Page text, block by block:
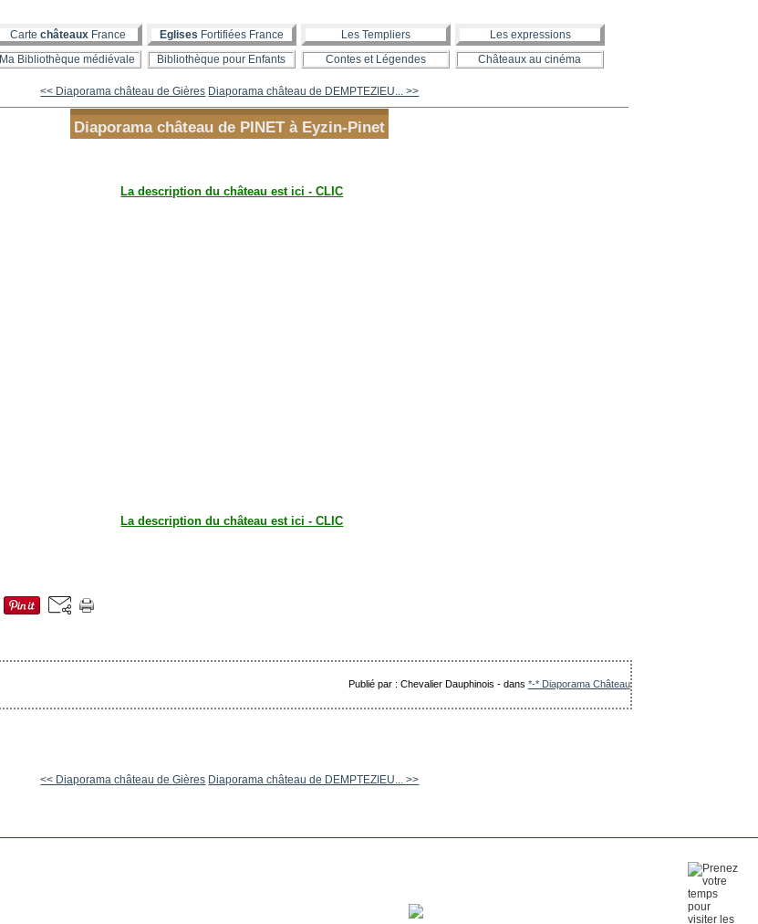
Carte châteauxFrance Eglises Fortifiées France Les Templiers
Les expressions
Ma Bibliothèque médiévale Bibliothèque pour Enfants Contes et Légendes Châteaux au cinéma
<< Diaporama château de Gières Diaporama château de DEMPTEZIEU... >>
Diaporama château de PINET à Eyzin-Pinet
La description du château est ici - CLIC
La description du château est ici - CLIC
Publié par : Chevalier Dauphinois -dans *-* Diaporama Château
<< Diaporama château de Gières Diaporama château de DEMPTEZIEU... >>